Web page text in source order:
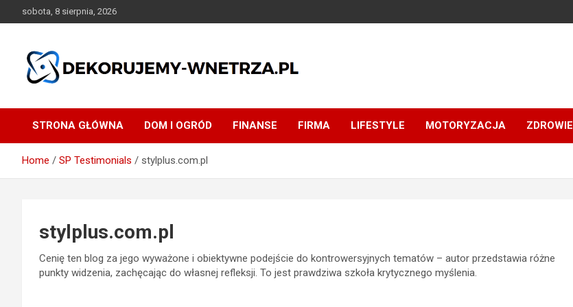
to
sobota, 8 sierpnia, 2026
dekorujemy-wnetrza.pl
STRONA GŁÓWNA DOM I OGRÓD FINANSE FIRMA LIFESTYLE MOTORYZACJA ZDROWIE
Home SP Testimonials stylplus.com.pl
stylplus.com.pl
Cenię ten blog za jego wyważone i obiektywne podejście do kontrowersyjnych tematów – autor przedstawia różne
punkty widzenia, zachęcając do własnej refleksji. To jest prawdziwa szkoła krytycznego myślenia.